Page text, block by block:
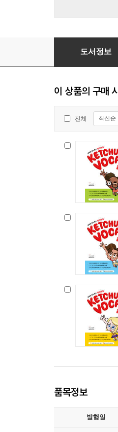
케찹보카(voca) 레
도서정보
이 상품의 구매
전체 최신순
품목정보
발행일